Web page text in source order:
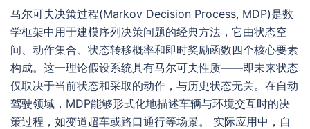
马尔可夫决策过程(Markov Decision Process, MDP)是数
学框架中用于建模序列决策问题的经典方法，它由状态空
间、动作集合、状态转移概率和即时奖励函数四个核心要素
构成。这一理论假设系统具有马尔可夫性质——即未来状态
仅取决于当前状态和采取的动作，与历史状态无关。在自动
驾驶领域，MDP能够形式化地描述车辆与环境交互时的决
策过程，如变道超车或路口通行等场景。 实际应用中，自